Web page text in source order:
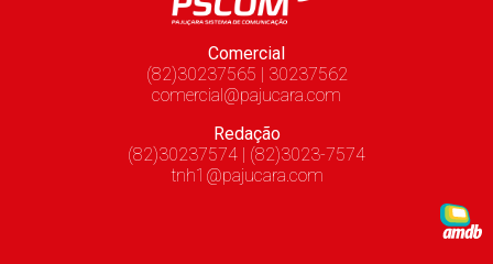
Comercial
(82)30237565 | 30237562
comercial@pajucara.com
Redação
(82)30237574 | (82)3023-7574
tnh1@pajucara.com